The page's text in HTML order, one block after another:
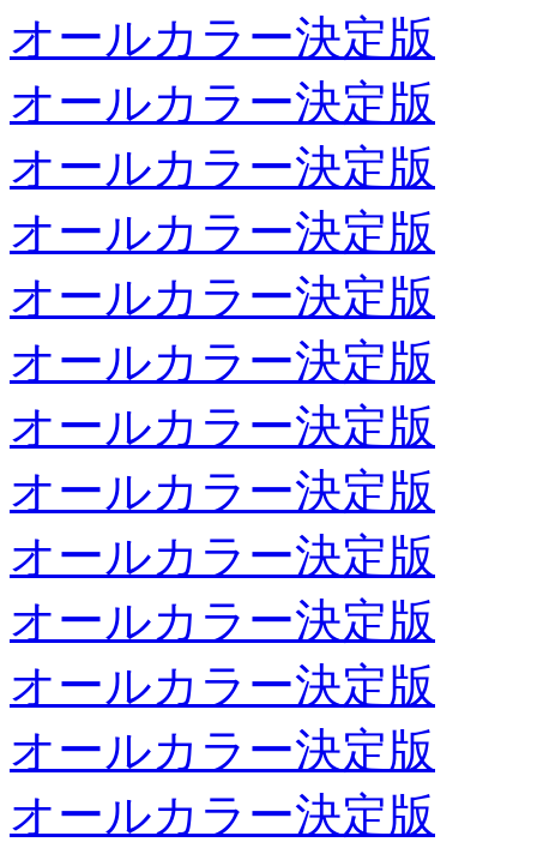
オールカラー決定版
オールカラー決定版
オールカラー決定版
オールカラー決定版
オールカラー決定版
オールカラー決定版
オールカラー決定版
オールカラー決定版
オールカラー決定版
オールカラー決定版
オールカラー決定版
オールカラー決定版
オールカラー決定版